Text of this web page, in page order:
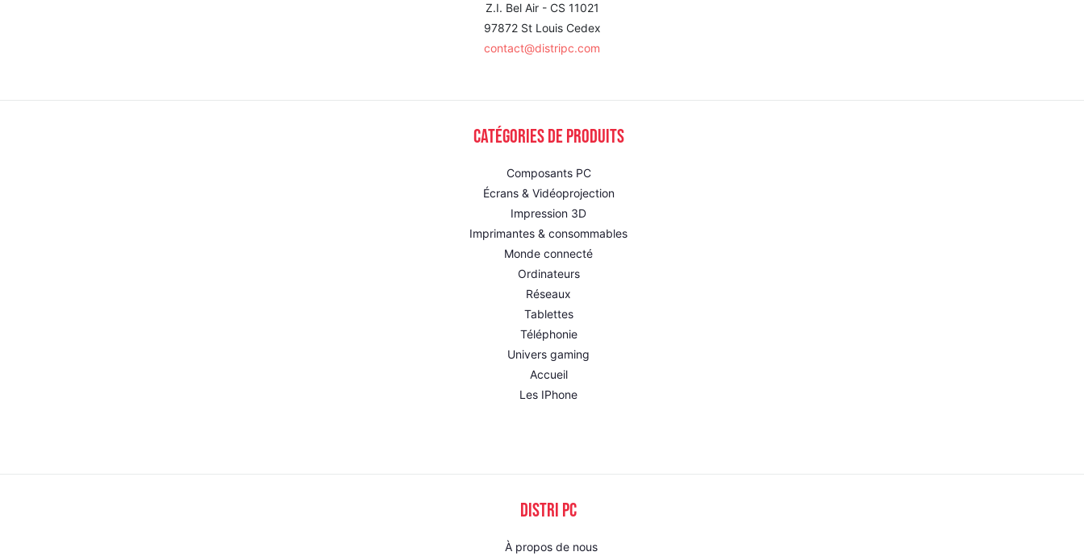
Z.I. Bel Air - CS 11021
97872 St Louis Cedex
contact@distripc.com
Catégories de produits
Composants PC
Écrans & Vidéoprojection
Impression 3D
Imprimantes & consommables
Monde connecté
Ordinateurs
Réseaux
Tablettes
Téléphonie
Univers gaming
Accueil
Les IPhone
DISTRI PC
À propos de nous